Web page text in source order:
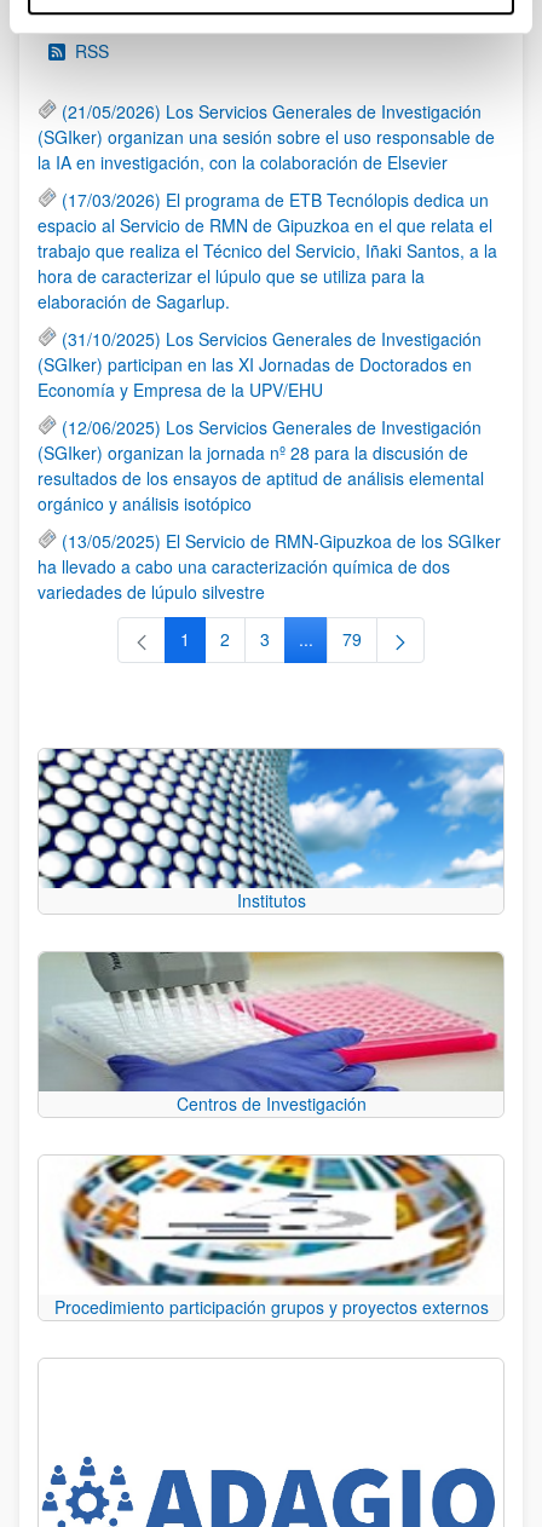
RSS
(21/05/2026) Los Servicios Generales de Investigación
(SGIker) organizan una sesión sobre el uso responsable de
la IA en investigación, con la colaboración de Elsevier
(17/03/2026) El programa de ETB Tecnólopis dedica un
espacio al Servicio de RMN de Gipuzkoa en el que relata el
trabajo que realiza el Técnico del Servicio, Iñaki Santos, a la
hora de caracterizar el lúpulo que se utiliza para la
elaboración de Sagarlup.
(31/10/2025) Los Servicios Generales de Investigación
(SGIker) participan en las XI Jornadas de Doctorados en
Economía y Empresa de la UPV/EHU
(12/06/2025) Los Servicios Generales de Investigación
(SGIker) organizan la jornada nº 28 para la discusión de
resultados de los ensayos de aptitud de análisis elemental
orgánico y análisis isotópico
(13/05/2025) El Servicio de RMN-Gipuzkoa de los SGIker
ha llevado a cabo una caracterización química de dos
variedades de lúpulo silvestre
Página
1 Página
2 Página
3 ...Páginas intermedias Use TAB
Página
79
Institutos
Centros de Investigación
Procedimiento participación grupos y proyectos externos